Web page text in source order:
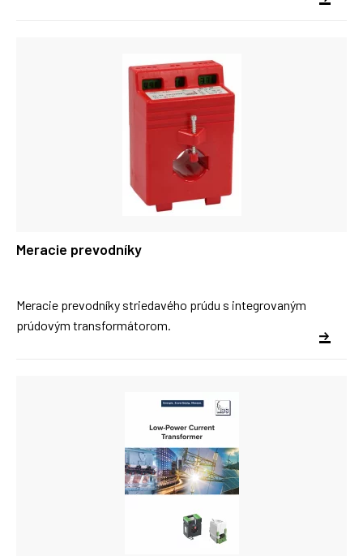
Meracie prevodníky
Meracie prevodníky striedavého prúdu s integrovaným
prúdovým transformátorom.